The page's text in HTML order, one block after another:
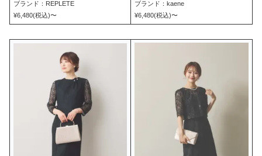
ブランド：REPLETE
¥6,480(税込)〜
ブランド：kaene
¥6,480(税込)〜